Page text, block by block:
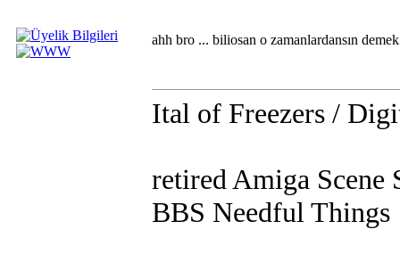
ahh bro ... biliosan o zamanlardansın
Ital of Freezers /
retired Amiga Scene
BBS Needful Things